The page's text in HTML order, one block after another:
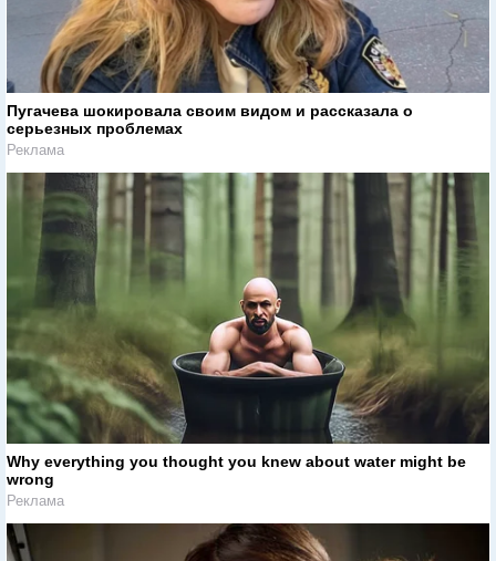
Пугачева шокировала своим видом и рассказала о
серьезных проблемах
Реклама
Why everything you thought you knew about water might be
wrong
Реклама